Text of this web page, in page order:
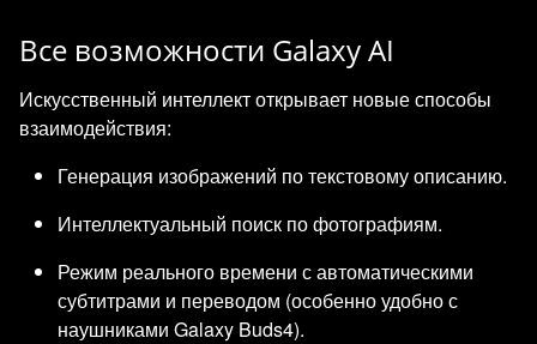
Все возможности Galaxy AI
Искусственный интеллект открывает новые способы
взаимодействия:
Генерация изображений по текстовому описанию.
Интеллектуальный поиск по фотографиям.
Режим реального времени с автоматическими
субтитрами и переводом (особенно удобно с
наушниками Galaxy Buds4).